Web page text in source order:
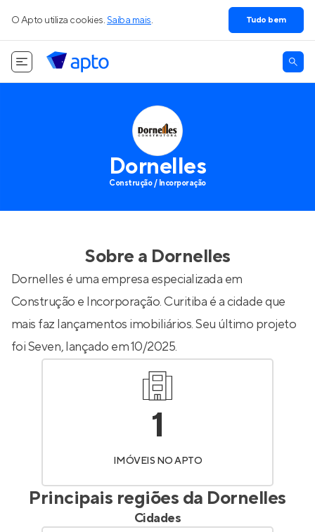
O Apto utiliza cookies. Saiba mais. Tudo bem
Dornelles
Construção / Incorporação
Sobre a Dornelles
Dornelles é uma empresa especializada em
Construção e Incorporação. Curitiba é a cidade que
mais faz lançamentos imobiliários. Seu último projeto
foiSeven, lançado em 10/2025.
1
IMÓVEIS NO APTO
Principais regiões da Dornelles
Cidades